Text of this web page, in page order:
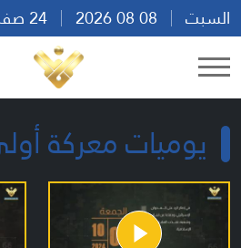
السبت
13:54
يوميات معركة